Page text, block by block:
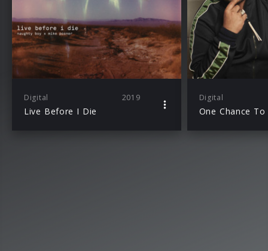
Digital 2019
Live Before I Die
Digital
One Chance